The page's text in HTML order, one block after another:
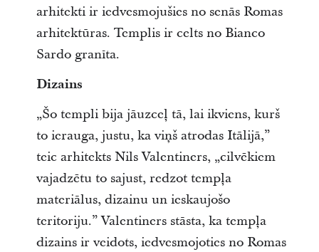
arhitekti ir iedvesmojušies no senās Romas
arhitektūras. Templis ir celts no Bianco
Sardo granīta.
Dizains
„Šo templi bija jāuzceļ tā, lai ikviens, kurš
to ierauga, justu, ka viņš atrodas Itālijā,”
teic arhitekts Nils Valentiners, „cilvēkiem
vajadzētu to sajust, redzot tempļa
materiālus, dizainu un ieskaujošo
teritoriju.” Valentiners stāsta, ka tempļa
dizains ir veidots, iedvesmojoties no Romas